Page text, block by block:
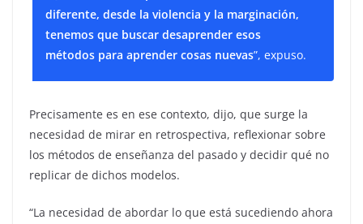
diferente, desde la violencia y la marginación,
tenemos que buscar desaprender esos
métodos para aprender cosas nuevas”, expuso.
Precisamente es en ese contexto, dijo, que surge la
necesidad de mirar en retrospectiva, reflexionar sobre
los métodos de enseñanza del pasado y decidir qué no
replicar de dichos modelos.
“La necesidad de abordar lo que está sucediendo ahora